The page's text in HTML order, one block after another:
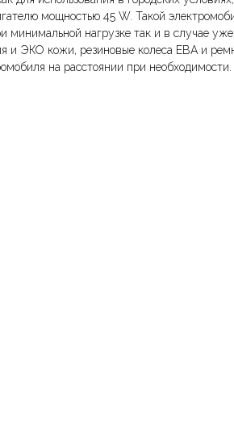
мощностью 45 W. Такой
минимальной нагрузке так и в случае уже
и ЭКО кожи, резиновые колеса ЕВА и
на расстоянии при необходимости.